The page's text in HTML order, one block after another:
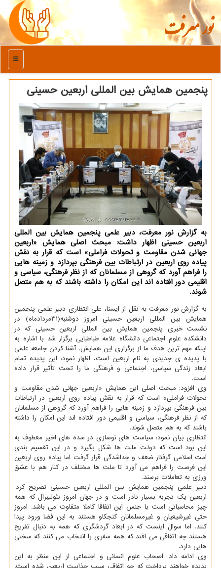
نور معرفت
منو
پنجمین همایش بین المللی اربعین حسینی
به گزارش نور معرفت، دبیر علمی پنجمین همایش بین المللی
اربعین حسینی اظهار داشت: مبحث اصلی همایش «اربعین
جهانی شدن مقاومت و تحولات فراملی» است که قرار به نقش
پیاده روی اربعین در ارتباطات بین فرهنگی بپردازد و زمینه هایی
را فراهم آورد که گروهی از مسلمانان که از نظر فرهنگی، سیاسی و
اقلیمی دور افتاده اند این امکان را داشته باشند که به هم متصل
شوند.
به گزارش نور معرفت به نقل از ایسنا، علی انتظاری دبیر علمی پنجمین
همایش بین المللی اربعین حسینی امروز دوشنبه(۳۱مردادماه) در
نشست خبری پنجمین همایش بین المللی اربعین حسینی که در
دانشکده علوم اجتماعی دانشگاه علامه طباطبایی برگزار شد با اشاره به
اینکه مهم ترین هدف ما از برگزاری این همایش، آشنا کردن جامعه علمی
با پدیده ی جدیدی به نام اربعین است، اظهار نمود: این پدیده تمام
ابعاد زندگی سیاسی، اجتماعی و فرهنگی ما را تحت تأثیر قرار داده
است.
وی افزود: مبحث اصلی این همایش «اربعین جهانی شدن مقاومت و
تحولات فراملی» است که قرار به نقش پیاده روی اربعین در ارتباطات
بین فرهنگی بپردازد و زمینه هایی را فراهم آورد که گروهی از مسلمانان
که از نظر فرهنگی، سیاسی و اقلیمی دور افتاده اند این امکان را داشته
باشند که به هم متصل شوند.
انتظاری بیان نمود: سیاست های نوسازی در سده های اخیر معطوف به
این بود است که دولت ملت ها شکل بگیرد و در این تقسیم بندی
امت اسلامی گرفتار ضعف و جداشدگی قرار گرفت اما پیاده روی اربعین
این فرصت را فراهم می آورد تا ملت ها مختلف در کنار هم با عشق
ورزی به تعاملات برسند.
دبیر علمی پنجمین همایش بین المللی اربعین حسینی تصریح کرد:
اربعین یک تجربه بسیار نادر است و در جهان امروز نئولیبرال که همه
چیز محاسباتی است با جنس این اتفاقا کاملا متفاوت می باشد. امروز
حتی غیرشیعیان و غیرمسلمانان کنجکاو هستند به این فضا ورود پیدا
کنند. اما سوال اینست که در ابعاد گردشگری که همه به دنبال تفریح
هستند چه اتفاقی می افتد که همه سفری را انتخاب می کنند که سختی
هایی دارد.
وی ادامه داد: اصحاب علوم انسانی و اجتماعی از این منظر به این
پدیده خواهند پرداخت که چه اتفاقی سبب جذابیت اربعین شده است.